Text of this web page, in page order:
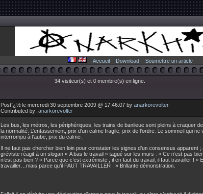
Accueil Download Soumettre un article
34 visiteur(s) et 0 membre(s) en ligne.
Postï¿½ le mercredi 30 septembre 2009 @ 17:46:07 by anarkorevolter
Contributed by: anarkorevolter
Les bus, les métros, les périphériques, les trains de banlieue sont pleins à craquer
la normalité. L’entassement, prix d’un calme fragile, prix de l’ordre. Le sommeil qui
interrompu à l’aube, prix du calme.
Il ne faut pas chercher bien loin pour constater les signes d’un consensus apparent ;
gréviste réagit à un slogan « A bas le travail » tagué sur les murs : « Ce n’est pas
n’est pas bien ? « Parce que c’est extrémiste ; il en faut du travail, il faut travailler ! »
travailler…mais parce qu’il FAUT TRAVAILLER ! » Brillante démonstration.